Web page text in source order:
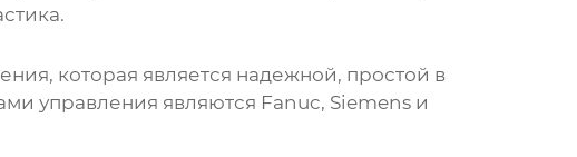
которая является надежной, простой в
управления являются Fanuc, Siemens и